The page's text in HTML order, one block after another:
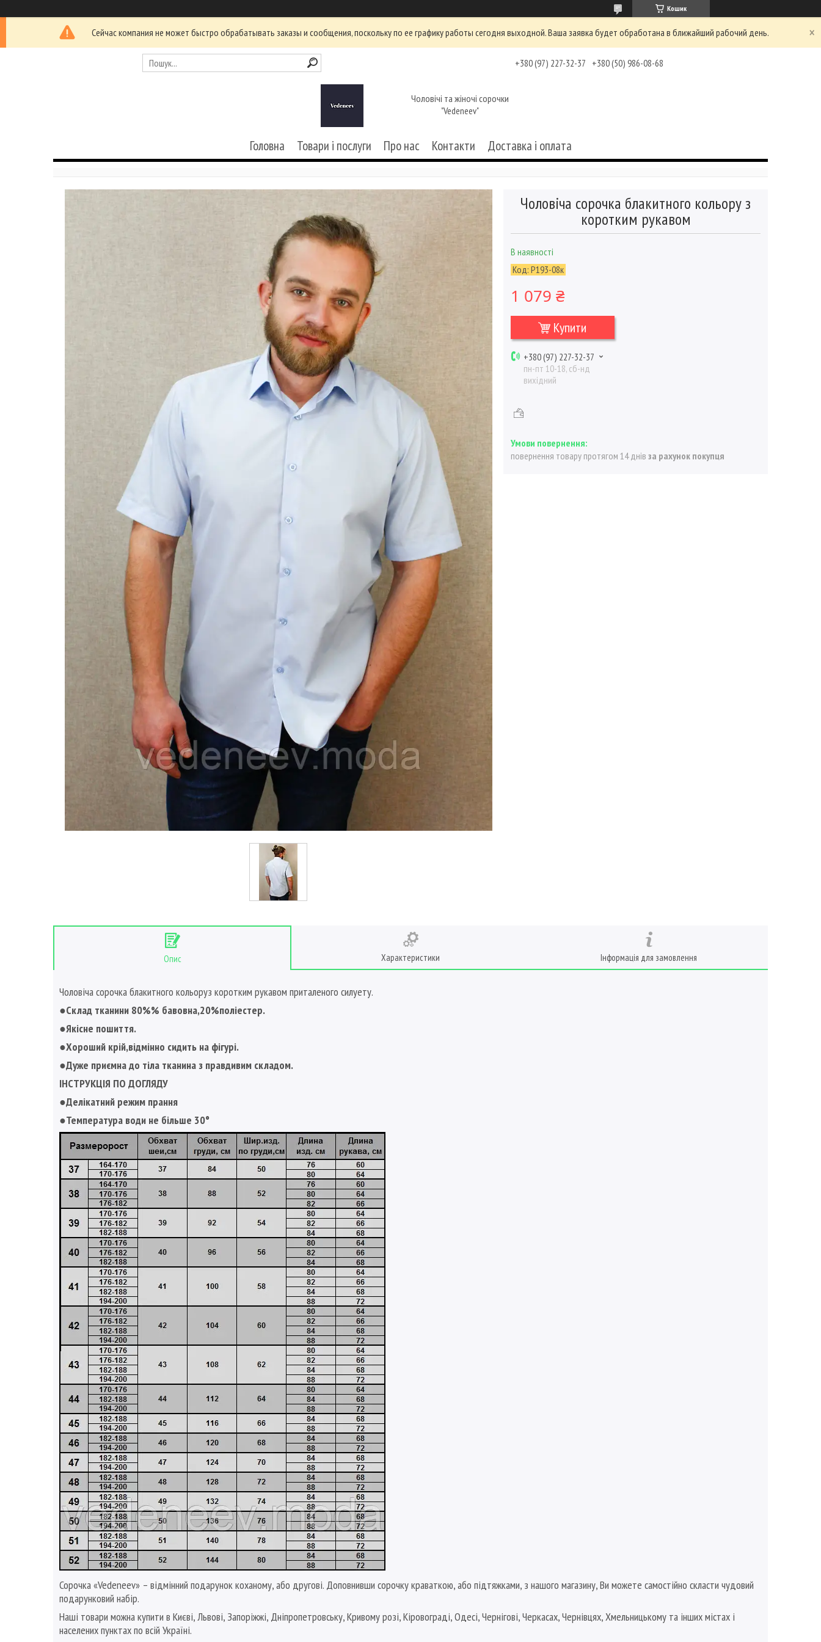
Кошик
Сейчас компания не может быстро обрабатывать заказы и сообщения, поскольку по ее графику работы сегодня выходной. Ваша заявка будет обработана в ближайший рабочий день.
+380 (97) 227-32-37 +380 (50) 986-08-68
Чоловічі та жіночі сорочки
"Vedeneev"
Головна Товари і послуги Про нас Контакти Доставка і оплата
Чоловіча сорочка блакитного кольору з
коротким рукавом
В наявності
Код: Р193-08к
1 079 ₴
Купити
+380 (97) 227-32-37
пн-пт 10-18, сб-нд
вихідний
повернення товару протягом 14 днів за рахунок покупця
Опис Характеристики Інформація для замовлення
Чоловіча сорочка блакитного кольоруз коротким рукавом приталеного силуету.
●Склад тканини 80%% бавовна,20%поліестер.
●Якісне пошиття.
●Хороший крій,відмінно сидить на фігурі.
●Дуже приємна до тіла тканина з правдивим складом.
ІНСТРУКЦІЯ ПО ДОГЛЯДУ
●Делікатний режим прання
●Температура води не більше 30°
Сорочка «Vedeneev» – відмінний подарунок коханому, або другові. Доповнивши сорочку краваткою, або підтяжками, з нашого магазину, Ви можете самостійно скласти чудовий
подарунковий набір.
Наші товари можна купити в Києві, Львові, Запоріжжі, Дніпропетровську, Кривому розі, Кіровограді, Одесі, Чернігові, Черкасах, Чернівцях, Хмельницькому та інших містах і
населених пунктах по всій Україні.